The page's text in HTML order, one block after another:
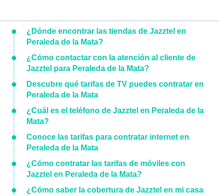
¿Dónde encontrar las tiendas de Jazztel en
Peraleda de la Mata?
¿Cómo contactar con la atención al cliente de
Jazztel para Peraleda de la Mata?
Descubre qué tarifas de TV puedes contratar en
Peraleda de la Mata
¿Cuál es el teléfono de Jazztel en Peraleda de la
Mata?
Conoce las tarifas para contratar internet en
Peraleda de la Mata
¿Cómo contratar las tarifas de móviles con
Jazztel en Peraleda de la Mata?
¿Cómo saber la cobertura de Jazztel en mi casa